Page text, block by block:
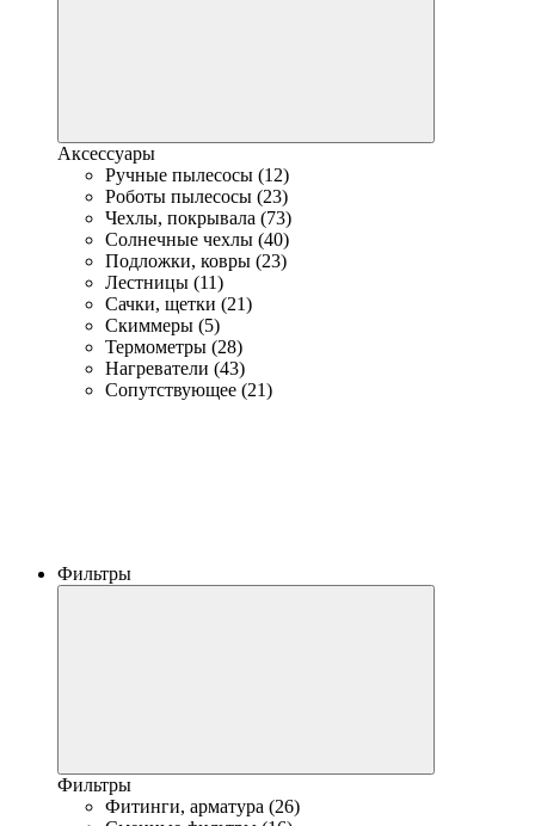
Аксессуары
Ручные пылесосы (12)
Роботы пылесосы (23)
Чехлы, покрывала (73)
Солнечные чехлы (40)
Подложки, ковры (23)
Лестницы (11)
Сачки, щетки (21)
Скиммеры (5)
Термометры (28)
Нагреватели (43)
Сопутствующее (21)
Фильтры
Фильтры
Фитинги, арматура (26)